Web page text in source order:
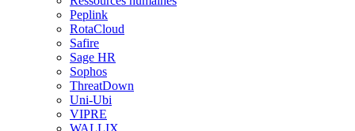
Peplink
RotaCloud
Safire
Sage HR
Sophos
ThreatDown
Uni-Ubi
VIPRE
WALLIX